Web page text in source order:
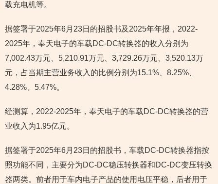
载充电机等。
据签署于2025年6月23日的招股书及2025年年报，2022-
2025年，奉天电子的车载DC-DC转换器的收入分别为
7,002.43万元、5,210.91万元、3,729.26万元、3,520.13万
元，占当期主营业务收入的比例分别为15.1%、8.25%、
4.28%、5.47%。
经测算，2022-2025年，奉天电子的车载DC-DC转换器的营
业收入为1.95亿元。
据签署于2025年6月23日的招股书，车载DC-DC转换器指按
照功能不同，主要分为DC-DC稳压转换器和DC-DC变压转换
器两类。前者用于车内电子产品的使用电压平稳，后者用于